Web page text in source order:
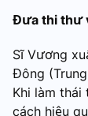
Đưa thi thư
Sĩ Vương
Đông
Khi làm thái
cách hiệu